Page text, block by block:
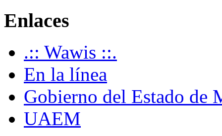
Enlaces
.:: Wawis ::.
En la línea
Gobierno del Estado de
UAEM